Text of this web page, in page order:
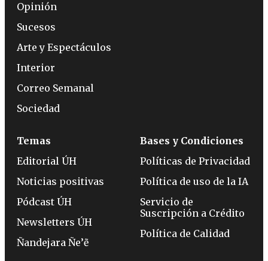
Opinión
Sucesos
Arte y Espectáculos
Interior
Correo Semanal
Sociedad
Temas
Editorial ÚH
Noticias positivas
Pódcast ÚH
Newsletters ÚH
Ñandejara Ñe’ẽ
Bases y Condiciones
Políticas de Privacidad
Política de uso de la IA
Servicio de
Suscripción a Crédito
Política de Calidad